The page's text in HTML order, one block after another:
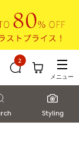
2
メニュー
Styling